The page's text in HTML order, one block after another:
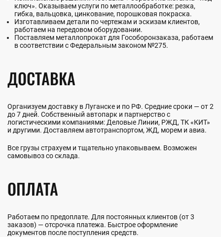
ключ». Оказываем услуги по металлообработке: резка,
гибка, вальцовка, цинкование, порошковая покраска.
Изготавливаем детали по чертежам и эскизам клиентов,
работаем на передовом оборудовании.
Поставляем металлопрокат для Гособоронзаказа, работаем
в соответствии с Федеральным законом №275.
ДОСТАВКА
Организуем доставку в Луганске и по РФ. Средние сроки — от 2
до 7 дней. Собственный автопарк и партнерство с
логистическими компаниями: Деловые Линии, РЖД, ТК «КИТ»
и другими. Доставляем автотранспортом, ЖД, морем и авиа.
Все грузы страхуем и тщательно упаковываем. Возможен
самовывоз со склада.
ОПЛАТА
Работаем по предоплате. Для постоянных клиентов (от 3
заказов) — отсрочка платежа. Быстрое оформление
документов после поступления средств.